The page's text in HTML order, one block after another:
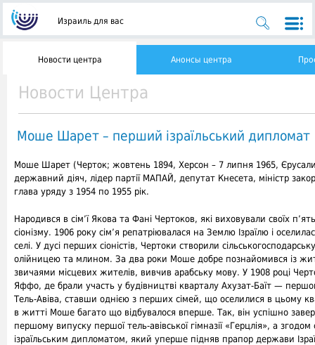
Израиль для вас
Новости центра Анонсы центра
Новости Центра
Моше Шарет – перший ізраїльський дипломат
Моше Шарет (Черток; жовтень 1894, Херсон – 7 липня 1965,
державний діяч, лідер партії МАПАЙ, депутат Кнесета, міністр
глава уряду з 1954 по 1955 рік.
Народився в сім’ї Якова та Фані Чертоков, які виховували своїх
сіонізму. 1906 року сім’я репатріювалася на Землю Ізраїлю і
селі. У дусі перших сіоністів, Чертоки створили
олійницею та млином. За два роки Моше добре познайомився із
звичаями місцевих жителів, вивчив арабську мову. У 1908 році
Яффо, де брали участь у будівництві кварталу Ахузат-Баїт —
Тель-Авіва, ставши однією з перших сімей, що оселилися в цьому
в житті Моше багато що відбувалося вперше. Так, він успішно
першому випуску першої тель-авівської гімназії «Герцлія», а
ізраїльським дипломатом, який уперше підняв прапор держави